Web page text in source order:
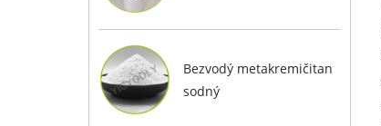
Bezvodý metakremičitan
sodný